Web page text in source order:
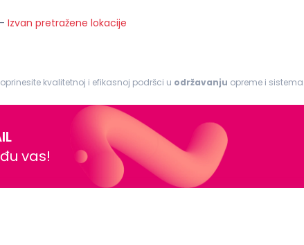
- Izvan pretražene lokacije
kvalitetnoj i efikasnoj podršci u održavanju opreme i sistema. Odgovornosti:
vas!